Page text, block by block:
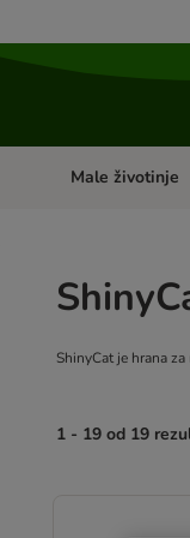
Pregled kategorija:
Male životinje
ShinyCat je hrana
1 - 19 od 19